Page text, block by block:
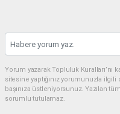
Yorum yazarak Topluluk
sitesine yaptığınız yorumunuzla
başınıza üstleniyorsunuz. Yazılan
sorumlu tutulamaz.